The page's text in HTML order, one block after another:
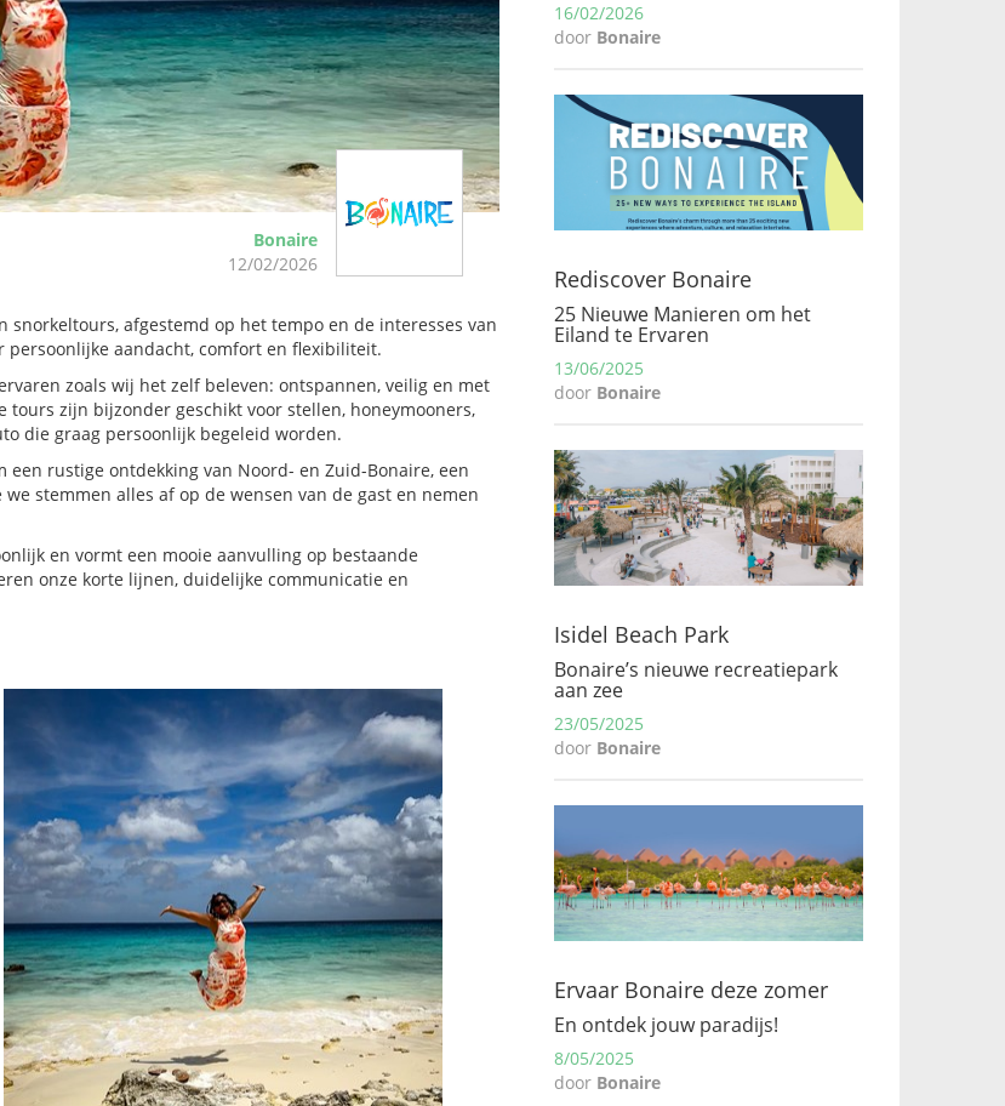
Bonaire
12/02/2026
snorkeltours, afgestemd op het tempo en de interesses van
persoonlijke aandacht, comfort en flexibiliteit.
zoals wij het zelf beleven: ontspannen, veilig en met
zijn bijzonder geschikt voor stellen, honeymooners,
die graag persoonlijk begeleid worden.
rustige ontdekking van Noord- en Zuid-Bonaire, een
stemmen alles af op de wensen van de gast en nemen
en vormt een mooie aanvulling op bestaande
onze korte lijnen, duidelijke communicatie en
16/02/2026
door Bonaire
Rediscover Bonaire
25 Nieuwe Manieren om het
Eiland te Ervaren
13/06/2025
door Bonaire
Isidel Beach Park
Bonaire’s nieuwe recreatiepark
aan zee
23/05/2025
door Bonaire
Ervaar Bonaire deze zomer
En ontdek jouw paradijs!
8/05/2025
door Bonaire